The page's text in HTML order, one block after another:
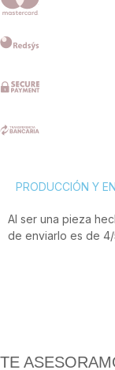
PRODUCCIÓN Y
Al ser una pieza
de enviarlo es de
TE